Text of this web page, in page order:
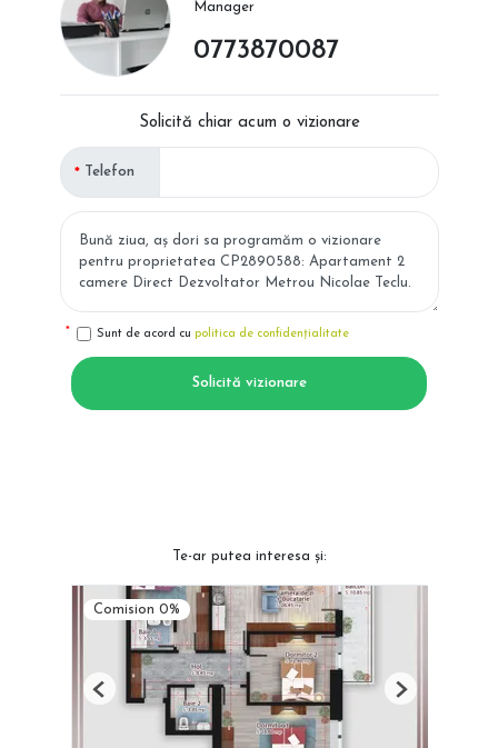
Manager
0773870087
Solicită chiar acum o vizionare
Telefon
Sunt de acord cu politica de confidențialitate
Solicită vizionare
Te-ar putea interesa și:
Comision 0%
Previous Next